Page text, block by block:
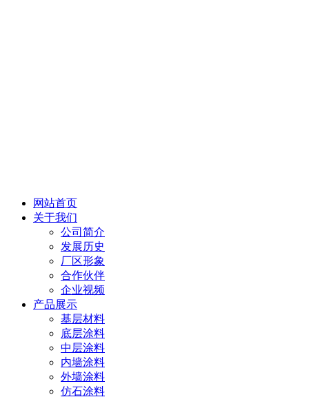
网站首页
关于我们
公司简介
发展历史
厂区形象
合作伙伴
企业视频
产品展示
基层材料
底层涂料
中层涂料
内墙涂料
外墙涂料
仿石涂料